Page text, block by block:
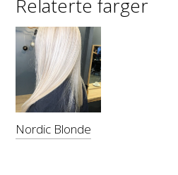
Relaterte farger
Nordic Blonde